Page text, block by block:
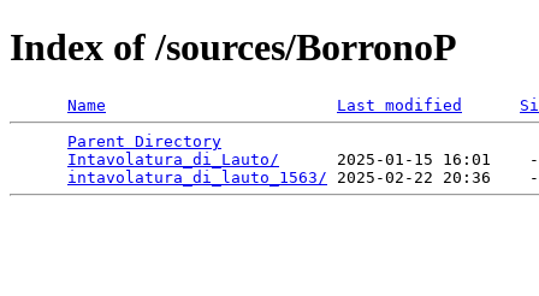
Index of /sources/BorronoP
Name Last modified
Parent Directory
Intavolatura_di_Lauto/
2025-01-15 16:01
intavolatura_di_lauto_1563/